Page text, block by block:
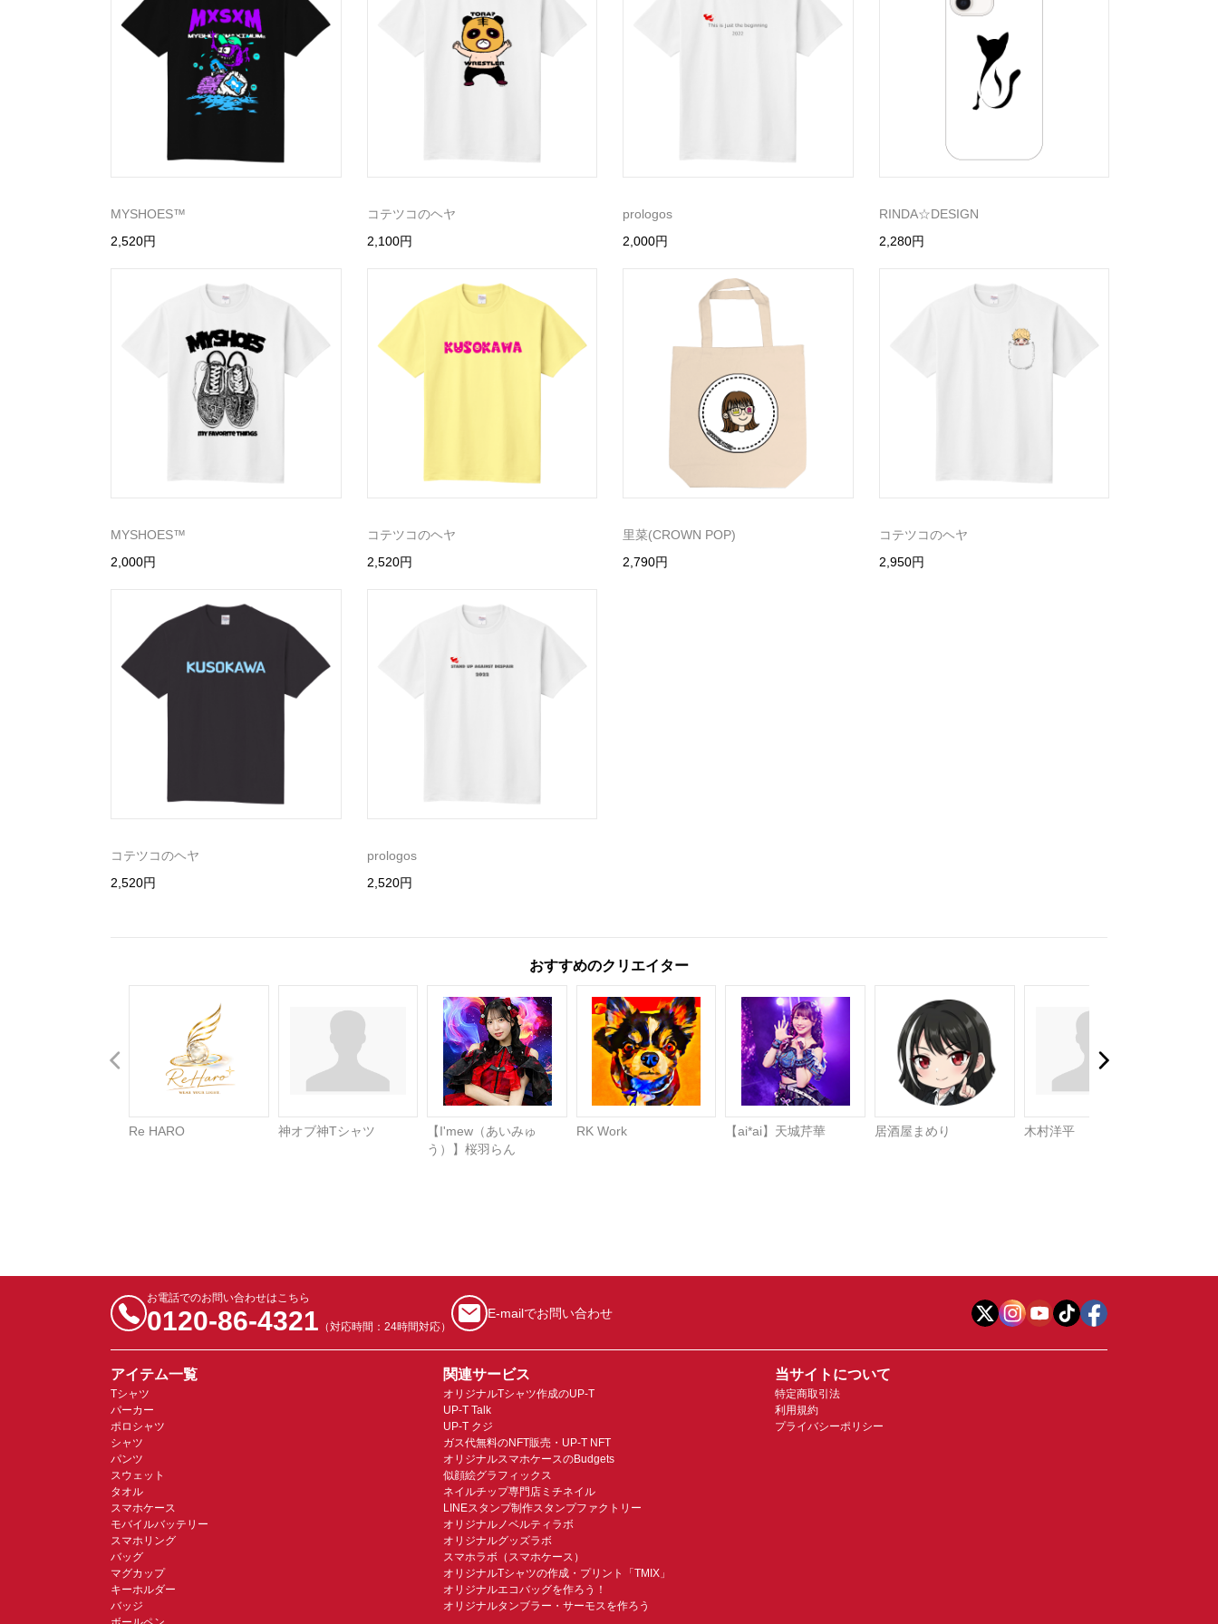
MYSHOES™️
2,520円
コテツコのヘヤ
2,100円
prologos
2,000円
RINDA☆DESIGN
2,280円
MYSHOES™️
2,000円
コテツコのヘヤ
2,520円
里菜(CROWN POP)
2,790円
コテツコのヘヤ
2,950円
コテツコのヘヤ
2,520円
prologos
2,520円
おすすめのクリエイター
Re HARO 神オブ神Tシャツ
【I'mew（あいみゅ
う）】桜羽らん
RK Work 【ai*ai】天城芹華 居酒屋まめり 木村洋平
お電話でのお問い合わせはこちら
0120-86-4321 （対応時間：24時間対応）
E-mailでお問い合わせ
アイテム一覧
Tシャツ
パーカー
ポロシャツ
シャツ
パンツ
スウェット
タオル
スマホケース
モバイルバッテリー
スマホリング
バッグ
マグカップ
キーホルダー
バッジ
関連サービス
オリジナルTシャツ作成のUP-T
UP-T Talk
UP-T クジ
ガス代無料のNFT販売・UP-T NFT
オリジナルスマホケースのBudgets
似顔絵グラフィックス
ネイルチップ専門店ミチネイル
LINEスタンプ制作スタンプファクトリー
オリジナルノベルティラボ
オリジナルグッズラボ
スマホラボ（スマホケース）
オリジナルTシャツの作成・プリント「TMIX」
オリジナルエコバッグを作ろう！
オリジナルタンブラー・サーモスを作ろう
当サイトについて
特定商取引法
利用規約
プライバシーポリシー